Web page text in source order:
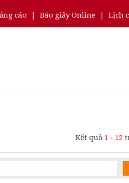
cáo | Báo giấy Online | Lịch
Kết quả 1 - 12